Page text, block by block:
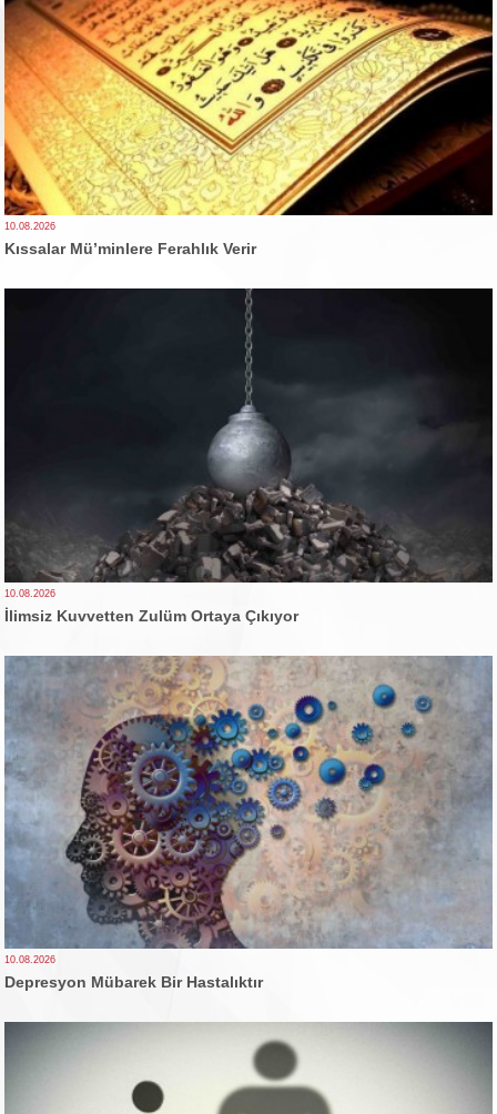
10.08.2026
Kıssalar Mü’minlere Ferahlık Verir
10.08.2026
İlimsiz Kuvvetten Zulüm Ortaya Çıkıyor
10.08.2026
Depresyon Mübarek Bir Hastalıktır